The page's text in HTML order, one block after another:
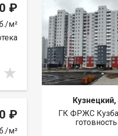
₽
м²
₽
м²
ГК ФРЖС